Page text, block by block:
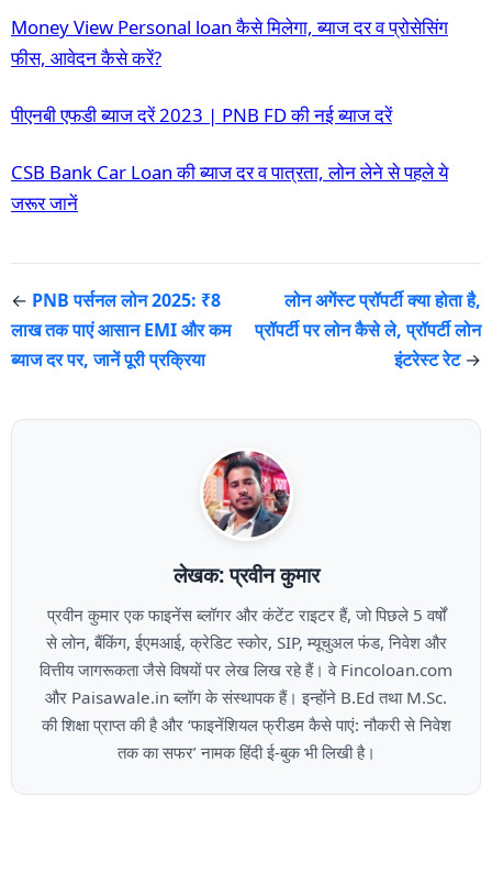
Money View Personal loan कैसे मिलेगा, ब्याज दर व प्रोसेसिंग
फीस, आवेदन कैसे करें?
पीएनबी एफडी ब्याज दरें 2023 | PNB FD की नई ब्याज दरें
CSB Bank Car Loan की ब्याज दर व पात्रता, लोन लेने से पहले ये
जरूर जानें
← PNB पर्सनल लोन 2025: ₹8
लाख तक पाएं आसान EMI और कम
ब्याज दर पर, जानें पूरी प्रक्रिया
लोन अगेंस्ट प्रॉपर्टी क्या होता है,
प्रॉपर्टी पर लोन कैसे ले, प्रॉपर्टी लोन
इंटरेस्ट रेट→
लेखक: प्रवीन कुमार
प्रवीन कुमार एक फाइनेंस ब्लॉगर और कंटेंट राइटर हैं, जो पिछले 5 वर्षों
से लोन, बैंकिंग, ईएमआई, क्रेडिट स्कोर, SIP, म्यूचुअल फंड, निवेश और
वित्तीय जागरूकता जैसे विषयों पर लेख लिख रहे हैं। वे Fincoloan.com
और Paisawale.in ब्लॉग के संस्थापक हैं। इन्होंने B.Ed तथा M.Sc.
की शिक्षा प्राप्त की है और ‘फाइनेंशियल फ्रीडम कैसे पाएं: नौकरी से निवेश
तक का सफर’ नामक हिंदी ई-बुक भी लिखी है।